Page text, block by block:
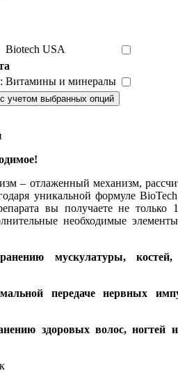
Biotech USA
Витамины и минералы
– отлаженный механизм,
уникальной формуле
вы получаете не только
необходимые
мускулатуры, костей,
передаче нервных
здоровых волос, ногтей